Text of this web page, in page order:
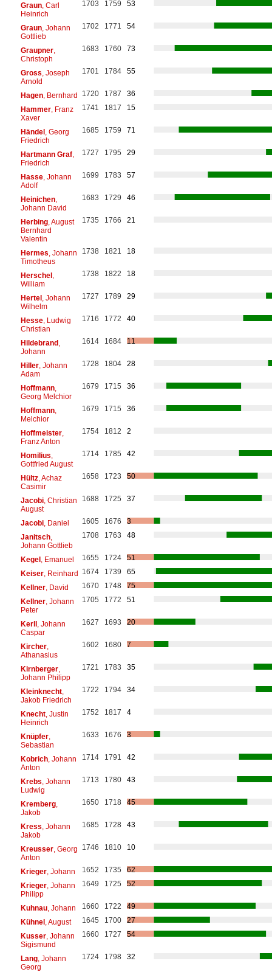
Graun, Carl
Heinrich
1703 1759 53
Graun, Johann
Gottlieb
1702 1771 54
Graupner,
Christoph
1683 1760 73
Gross , Joseph
Arnold
1701 1784 55
Hagen, Bernhard 1720 1787
36
Hammer, Franz
Xaver
1741 1817 15
Händel, Georg
Friedrich
1685 1759 71
Hartmann Graf,
Friedrich
1727 1795 29
Hasse, Johann
Adolf
1699 1783 57
Heinichen,
Johann David
1683 1729 46
Herbing, August
Bernhard
Valentin
1735 1766 21
Hermes , Johann
Timotheus
1738 1821 18
Herschel,
William
1738 1822 18
Hertel, Johann
Wilhelm
1727 1789 29
Hesse, Ludwig
Christian
1716 1772 40
Hildebrand,
Johann
1614 1684 11
Hiller, Johann
Adam
1728 1804 28
Hoffmann,
Georg Melchior
1679 1715 36
Hoffmann,
Melchior
1679 1715 36
Hoffmeister,
Franz Anton
1754 1812 2
Homilius
Gottfried August
1714 1785 42
Hültz, Achaz
Casimir
1658 1723 50
Jacobi, Christian
August
1688 1725 37
Jacobi, Daniel 1605 1676
3
Janitsch,
Johann Gottlieb
1708 1763 48
Kegel, Emanuel 1655 1724
51
Keiser, Reinhard 1674 1739
65
Kellner, David 1670 1748
75
Kellner, Johann
Peter
1705 1772 51
Kerll, Johann
Caspar
1627 1693 20
Kircher,
Athanasius
1602 1680 7
Kirnberger,
Johann Philipp
1721 1783 35
Kleinknecht,
Jakob Friedrich
1722 1794 34
Knecht, Justin
Heinrich
1752 1817 4
Knüpfer,
Sebastian
1633 1676 3
Kobrich, Johann
Anton
1714 1791 42
Krebs , Johann
Ludwig
1713 1780 43
Kremberg,
Jakob
1650 1718 45
Kress , Johann
Jakob
1685 1728 43
Kreusser, Georg
Anton
1746 1810 10
Krieger, Johann 1652 1735
62
Krieger, Johann
Philipp
1649 1725 52
Kuhnau, Johann 1660 1722
49
Kühnel, August 1645 1700
27
Kusser, Johann
Sigismund
1660 1727 54
Lang, Johann
Georg
1724 1798 32